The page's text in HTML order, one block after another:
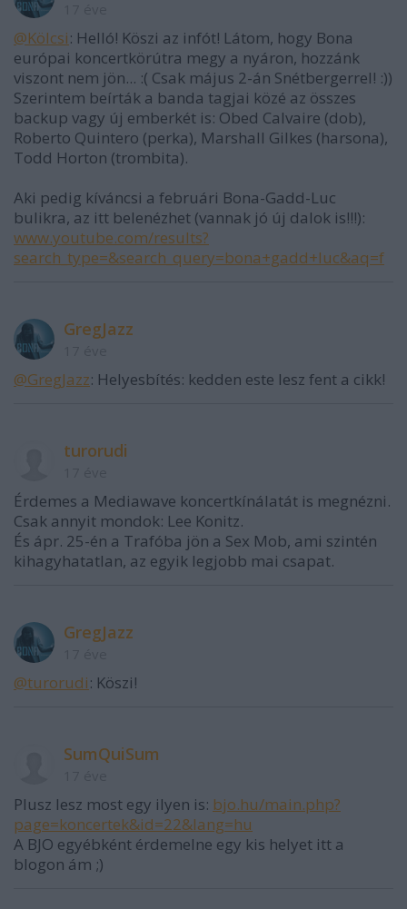
@Kölcsi: Helló! Köszi az infót! Látom, hogy Bona
európai koncertkörútra megy a nyáron, hozzánk
viszont nem jön... :( Csak május 2-án Snétbergerrel! :))
Szerintem beírták a banda tagjai közé az összes
backup vagy új emberkét is: Obed Calvaire (dob),
Roberto Quintero (perka), Marshall Gilkes (harsona),
Todd Horton (trombita).
Aki pedig kíváncsi a februári Bona-Gadd-Luc
bulikra, az itt belenézhet (vannak jó új dalok is!!!):
www.youtube.com/results?
search_type=&search_query=bona+gadd+luc&aq=f
GregJazz
@GregJazz: Helyesbítés: kedden este lesz fent a cikk!
turorudi
Érdemes a Mediawave koncertkínálatát is megnézni.
Csak annyit mondok: Lee Konitz.
És ápr. 25-én a Trafóba jön a Sex Mob, ami szintén
kihagyhatatlan, az egyik legjobb mai csapat.
GregJazz
@turorudi: Köszi!
SumQuiSum
Plusz lesz most egy ilyen is: bjo.hu/main.php?
page=koncertek&id=22&lang=hu
A BJO egyébként érdemelne egy kis helyet itt a
blogon ám ;)